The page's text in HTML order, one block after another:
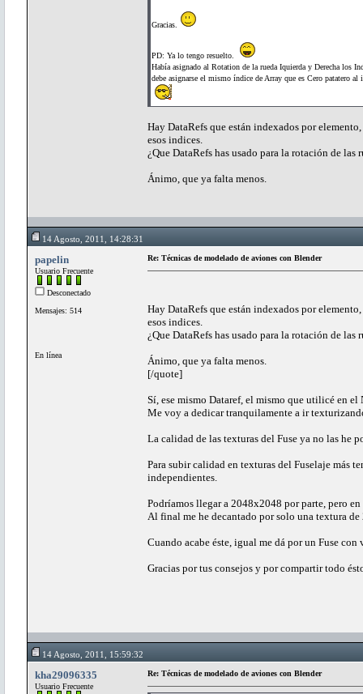
Gracias.
PD: Ya lo tengo resuelto.
Había asignado al Rotation de la rueda Iquierda y Derecha los
debe asignarse el mismo índice de Array que es Cero patatero
Hay DataRefs que están indexados por
esos indices.
¿Que DataRefs has usado para la rotación de las
Ánimo, que ya falta menos.
14 Agosto, 2011, 14:28:31
papelin
Usuario Frecuente
Desconectado
Mensajes: 514
En línea
Re: Técnicas de modelado de aviones con Blender
Hay DataRefs que están indexados por
esos indices.
¿Que DataRefs has usado para la rotación de las
Ánimo, que ya falta menos.
[/quote]
Sí, ese mismo Dataref, el mismo que utilicé en el
Me voy a dedicar tranquilamente a ir
La calidad de las texturas del Fuse ya no las he
Para subir calidad en texturas del Fuselaje más
independientes.
Podríamos llegar a 2048x2048 por parte, pero
Al final me he decantado por solo una textura
Cuando acabe éste, igual me dá por un Fuse
Gracias por tus consejos y por compartir todo
14 Agosto, 2011, 15:59:32
kha29096335
Usuario Frecuente
Re: Técnicas de modelado de aviones con Blender